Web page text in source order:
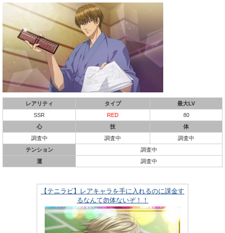
レアリティ タイプ
最大LV
SSR
RED
80
心
技
体
調査中
調査中
調査中
テンション
調査中
運
調査中
【テニラビ】レアキャラを手に入れるのに課金す
るなんて勿体ないぞ！！